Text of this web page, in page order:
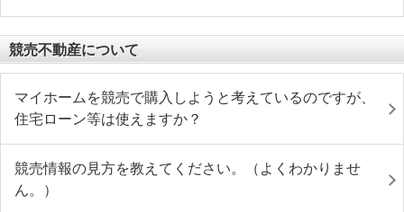
競売不動産について
マイホームを競売で購入しようと考えているのですが、
住宅ローン等は使えますか？
競売情報の見方を教えてください。（よくわかりませ
ん。）